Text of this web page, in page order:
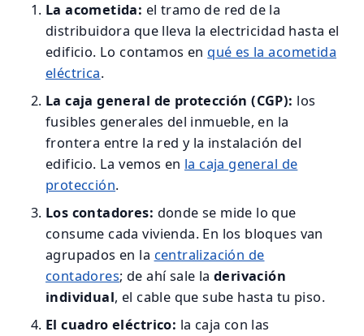
La acometida: el tramo de red de la
distribuidora que lleva la electricidad hasta el
edificio. Lo contamos en qué es la acometida
eléctrica.
La caja general de protección (CGP): los
fusibles generales del inmueble, en la
frontera entre la red y la instalación del
edificio. La vemos en la caja general de
protección.
Los contadores: donde se mide lo que
consume cada vivienda. En los bloques van
agrupados en la centralización de
contadores; de ahí sale laderivación
individual, el cable que sube hasta tu piso.
El cuadro eléctrico: la caja con las